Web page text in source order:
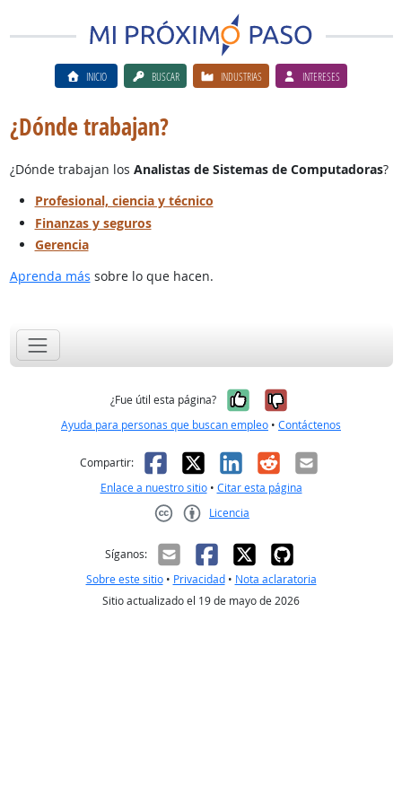
INICIO BUSCAR INDUSTRIAS INTERESES
¿Dónde trabajan?
¿Dónde trabajan los Analistas de Sistemas de Computadoras?
Profesional, ciencia y técnico
Finanzas y seguros
Gerencia
Aprenda más sobre lo que hacen.
¿Fue útil esta página? Sí, fue útil
No, no fue
Ayuda para personas que buscan empleo • Contáctenos
Compartir: Facebook
X LinkedIn
RedditCorreo
Enlace a nuestro sitio• Citar esta página
Licencia
Síganos:
Sobre este sitio• Privacidad• Nota aclaratoria
Sitio actualizado el 19 de mayo de 2026